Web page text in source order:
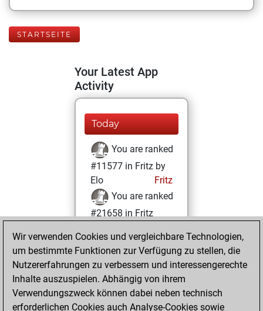
STARTSEITE
Your Latest App
Activity
Today
You are ranked
#11577 in Fritz by
Elo
Fritz
You are ranked
#21658 in Fritz
Dienstag,
Dezember 8, 2020
You achieved a
BeautyScore of 1
Wir verwenden Cookies und vergleichbare Technologien,
um bestimmte Funktionen zur Verfügung zu stellen, die
Nutzererfahrungen zu verbessern und interessengerechte
Inhalte auszuspielen. Abhängig von ihrem
Verwendungszweck können dabei neben technisch
erforderlichen Cookies auch Analyse-Cookies sowie